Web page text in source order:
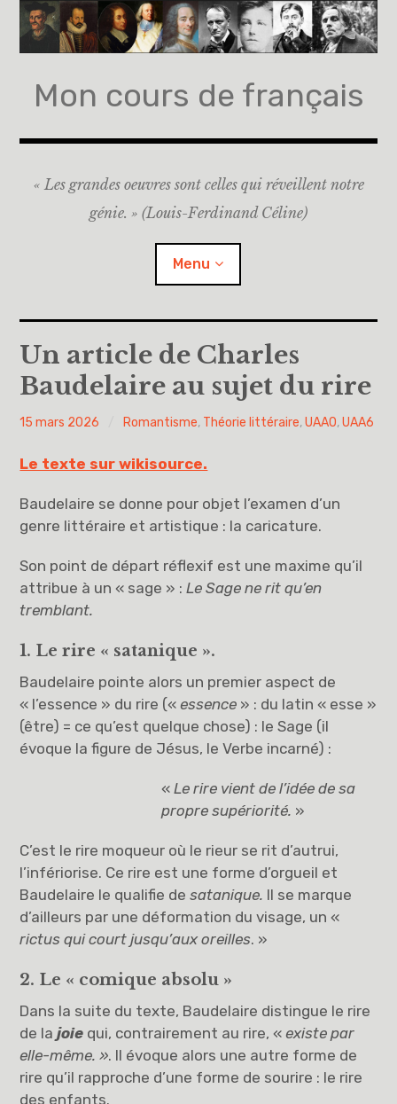
Accéder
contenu
Mon cours de français
« Les grandes oeuvres sont celles qui réveillent notre
génie. » (Louis-Ferdinand Céline)
Menu
Accueil
A propos
Vous avez dit UAA ?
UAA0
UAA1
UAA2
UAA4
UAA5
UAA6
Un article de Charles
Baudelaire au sujet du rire
PYH
15 mars 2026 Romantisme, Théorie littéraire,UAA0,UAA6
Le texte sur wikisource.
Baudelaire se donne pour objet l’examen d’un
genre littéraire et artistique : la caricature.
Son point de départ réflexif est une maxime qu’il
attribue à un « sage » :Le Sage ne rit qu’en
tremblant.
1. Le rire « satanique ».
Baudelaire pointe alors un premier aspect de
« l’essence » du rire («essence » : du latin « esse »
(être) = ce qu’est quelque chose) : le Sage (il
évoque la figure de Jésus, le Verbe incarné) :
«Le rire vient de l’idée de sa
propre supériorité. »
C’est le rire moqueur où le rieur se rit d’autrui,
l’infériorise. Ce rire est une forme d’orgueil et
Baudelaire le qualifie desatanique. Il se marque
d’ailleurs par une déformation du visage, un «
rictus qui court jusqu’aux oreilles. »
2. Le « comique absolu »
Dans la suite du texte, Baudelaire distingue le rire
de lajoie qui, contrairement au rire, «existe par
elle-même. ». Il évoque alors une autre forme de
rire qu’il rapproche d’une forme de sourire : le rire
des enfants.